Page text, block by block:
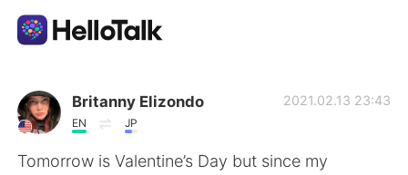
Ứng dụng trao đổi ngôn ngữ
AI Grammar Checker
Britanny Elizondo
EN JP
2021.02.13 23:43
Tomorrow is Valentine’s Day but since my